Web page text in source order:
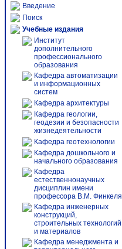
Введение
Поиск
Учебные издания
Институт
дополнительного
профессионального
образования
Кафедра автоматизации
и информационных
систем
Кафедра архитектуры
Кафедра геологии,
геодезии и безопасности
жизнедеятельности
Кафедра геотехнологии
Кафедра дошкольного и
начального образования
Кафедра
естественнонаучных
дисциплин имени
профессора В.М. Финкеля
Кафедра инженерных
конструкций,
строительных технологий
и материалов
Кафедра менеджмента и